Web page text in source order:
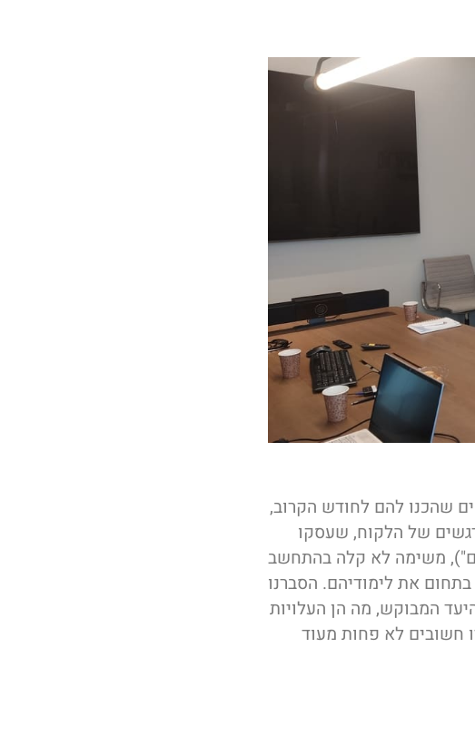
שהכנו להם לחודש הקרוב,
של הלקוח, שעסקו
משימה לא קלה בהתחשב
את לימודיהם. הסברנו
המבוקש, מה הן העלויות
חשובים לא פחות מעוד